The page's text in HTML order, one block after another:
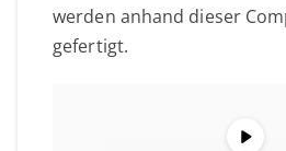
werden anhand dieser
gefertigt.